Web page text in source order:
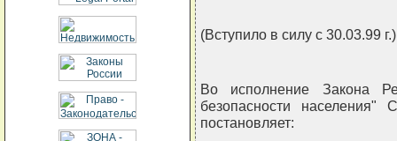
(Вступило в силу с 30.03.99 г.)
Во исполнение Закона
безопасности населения"
постановляет: